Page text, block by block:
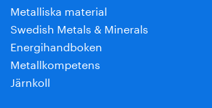
Metalliska material
Swedish Metals & Minerals
Energihandboken
Metallkompetens
Järnkoll